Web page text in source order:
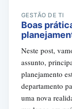
GESTÃO DE TI
Boas
Neste post,
assunto,
planejamento
departamento
uma nova